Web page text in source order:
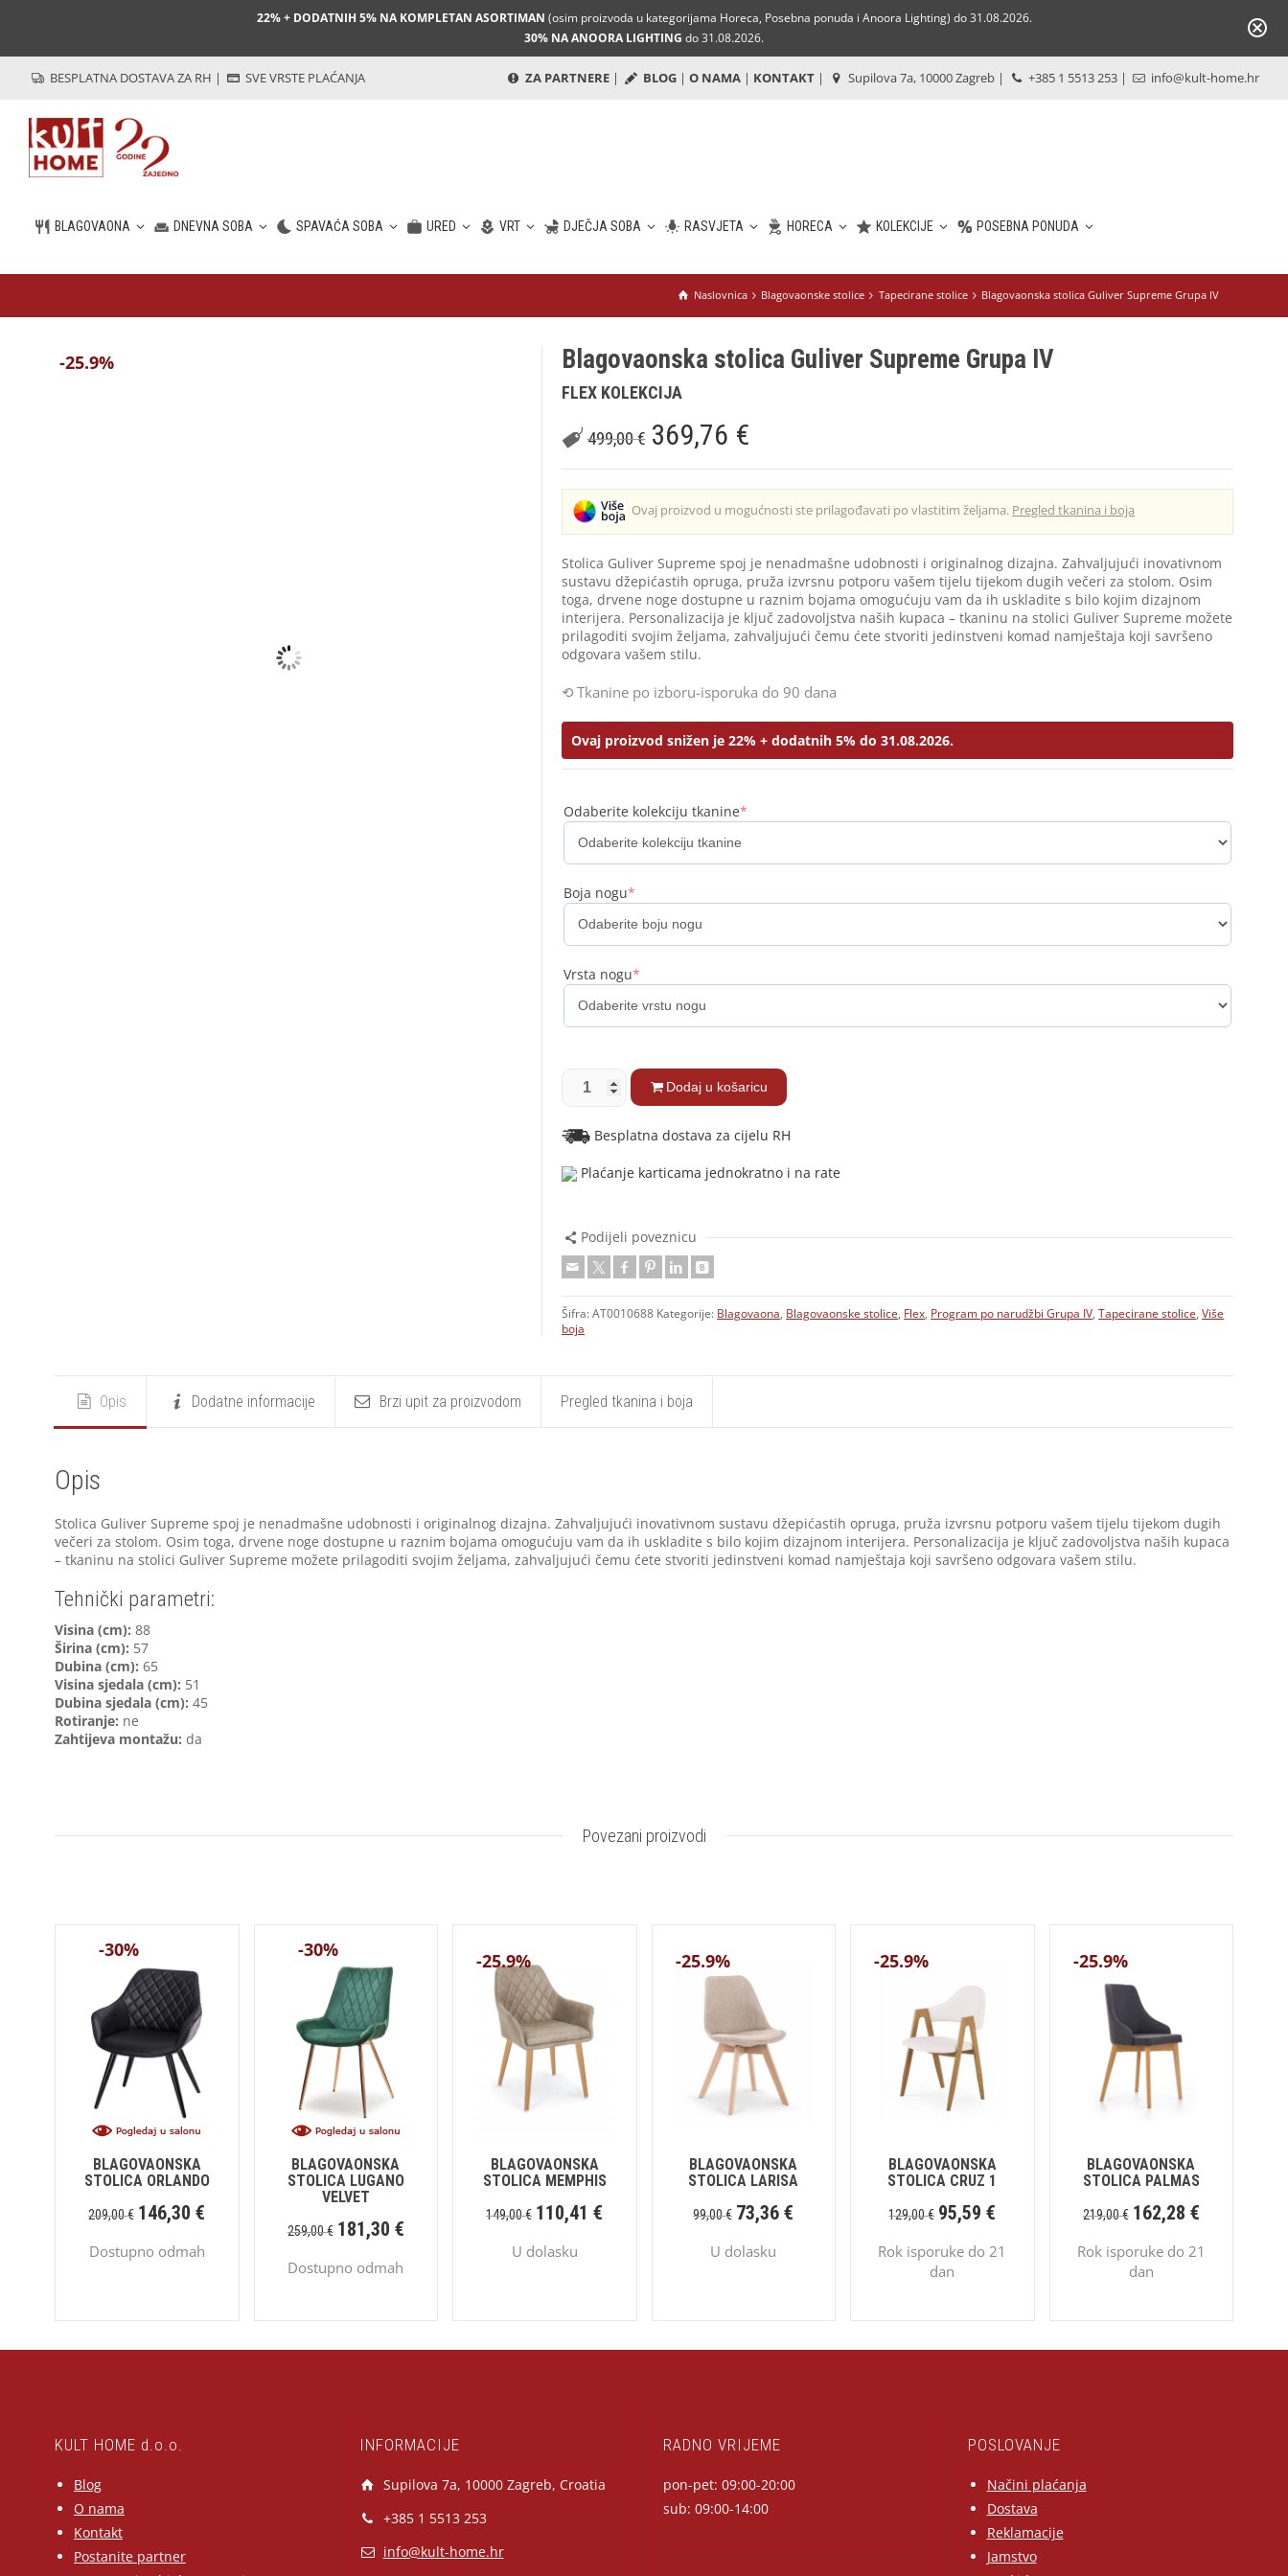
22% + DODATNIH 5% NA KOMPLETAN ASORTIMAN (osim proizvoda u kategorijama Horeca, Posebna ponuda i Anoora Lighting) do 31.08.2026.
30% NA ANOORA LIGHTING do 31.08.2026.
BESPLATNA DOSTAVA ZA RH | SVE VRSTE PLAĆANJA ZA PARTNERE | BLOG | O NAMA | KONTAKT | Supilova 7a, 10000 Zagreb | +385 1 5513 253 | info@kult-home.hr
BLAGOVAONA DNEVNA SOBA SPAVAĆA SOBA URED VRT DJEČJA SOBA RASVJETA HORECA KOLEKCIJE POSEBNA PONUDA
HR
Naslovnica Blagovaonske stolice Tapecirane stolice Blagovaonska stolica Guliver Supreme Grupa IV
-25.9% Blagovaonska stolica Guliver Supreme Grupa IV
FLEX KOLEKCIJA
499,00€ 369,76 €
Ovaj proizvod u mogućnosti ste prilagođavati po vlastitim željama. Pregled tkanina i boja
Stolica Guliver Supreme spoj je nenadmašne udobnosti i originalnog dizajna. Zahvaljujući inovativnom
sustavu džepićastih opruga, pruža izvrsnu potporu vašem tijelu tijekom dugih večeri za stolom. Osim
toga, drvene noge dostupne u raznim bojama omogućuju vam da ih uskladite s bilo kojim dizajnom
interijera. Personalizacija je ključ zadovoljstva naših kupaca – tkaninu na stolici Guliver Supreme možete
prilagoditi svojim željama, zahvaljujući čemu ćete stvoriti jedinstveni komad namještaja koji savršeno
odgovara vašem stilu.
Tkanine po izboru-isporuka do 90 dana
Ovaj proizvod snižen je 22% + dodatnih 5% do 31.08.2026.
Odaberite kolekciju tkanine*
Boja nogu*
Vrsta nogu*
Dodaj u košaricu
Besplatna dostava za cijelu RH
Plaćanje karticama jednokratno i na rate
Podijeli poveznicu
Šifra:AT0010688 Kategorije: Blagovaona, Blagovaonske stolice, Flex, Program po narudžbi Grupa IV,Tapecirane stolice,Više
boja
Opis Dodatne informacije Brzi upit za proizvodom Pregled tkanina i boja
Opis
Stolica Guliver Supreme spoj je nenadmašne udobnosti i originalnog dizajna. Zahvaljujući inovativnom sustavu džepićastih opruga, pruža izvrsnu potporu vašem tijelu tijekom dugih
večeri za stolom. Osim toga, drvene noge dostupne u raznim bojama omogućuju vam da ih uskladite s bilo kojim dizajnom interijera. Personalizacija je ključ zadovoljstva naših kupaca
– tkaninu na stolici Guliver Supreme možete prilagoditi svojim željama, zahvaljujući čemu ćete stvoriti jedinstveni komad namještaja koji savršeno odgovara vašem stilu.
Tehnički parametri:
Visina (cm): 88
Širina (cm): 57
Dubina (cm): 65
Visina sjedala (cm): 51
Dubina sjedala (cm): 45
Rotiranje: ne
Zahtijeva montažu: da
Povezani proizvodi
-30%
BLAGOVAONSKA
STOLICA ORLANDO
209,00€ 146,30€
Dostupno odmah
-30%
BLAGOVAONSKA
STOLICA LUGANO
VELVET
259,00€ 181,30 €
Dostupno odmah
-25.9%
BLAGOVAONSKA
STOLICA MEMPHIS
149,00€ 110,41€
U dolasku
-25.9%
BLAGOVAONSKA
STOLICA LARISA
99,00€ 73,36€
U dolasku
-25.9%
BLAGOVAONSKA
STOLICA CRUZ 1
129,00€ 95,59€
Rok isporuke do 21
dan
-25.9%
BLAGOVAONSKA
STOLICA PALMAS
219,00€ 162,28 €
Rok isporuke do 21
dan
KULT HOME d.o.o.
Blog
O nama
Kontakt
Postanite partner
INFORMACIJE
Supilova 7a, 10000 Zagreb, Croatia
+385 1 5513 253
info@kult-home.hr
RADNO VRIJEME
pon-pet: 09:00-20:00
sub: 09:00-14:00
POSLOVANJE
Načini plaćanja
Dostava
Reklamacije
Jamstvo